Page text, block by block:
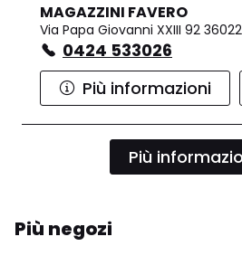
MAGAZZINI FAVERO
Via Papa Giovanni XXIII 92
0424 533026
Più informazioni
Più
Più negozi